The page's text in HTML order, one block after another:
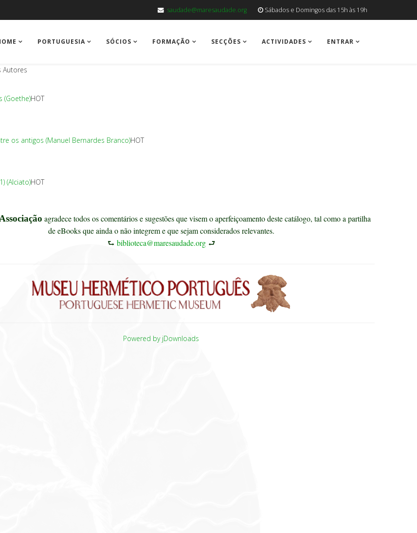
saudade@maresaudade.org Sábados e Domingos das 15h às 19h
PORTUGUESIA SÓCIOS FORMAÇÃO SECÇÕES ACTIVIDADES ENTRAR
Autores
(Goethe)HOT
os antigos (Manuel Bernardes Branco)HOT
(Alciato)HOT
agradece todos os comentários e sugestões que visem o aperfeiçoamento deste catálogo, tal como a partilha
de eBooks que ainda o não integrem e que sejam considerados relevantes.
⮑ biblioteca@maresaudade.org⮐
Powered by jDownloads